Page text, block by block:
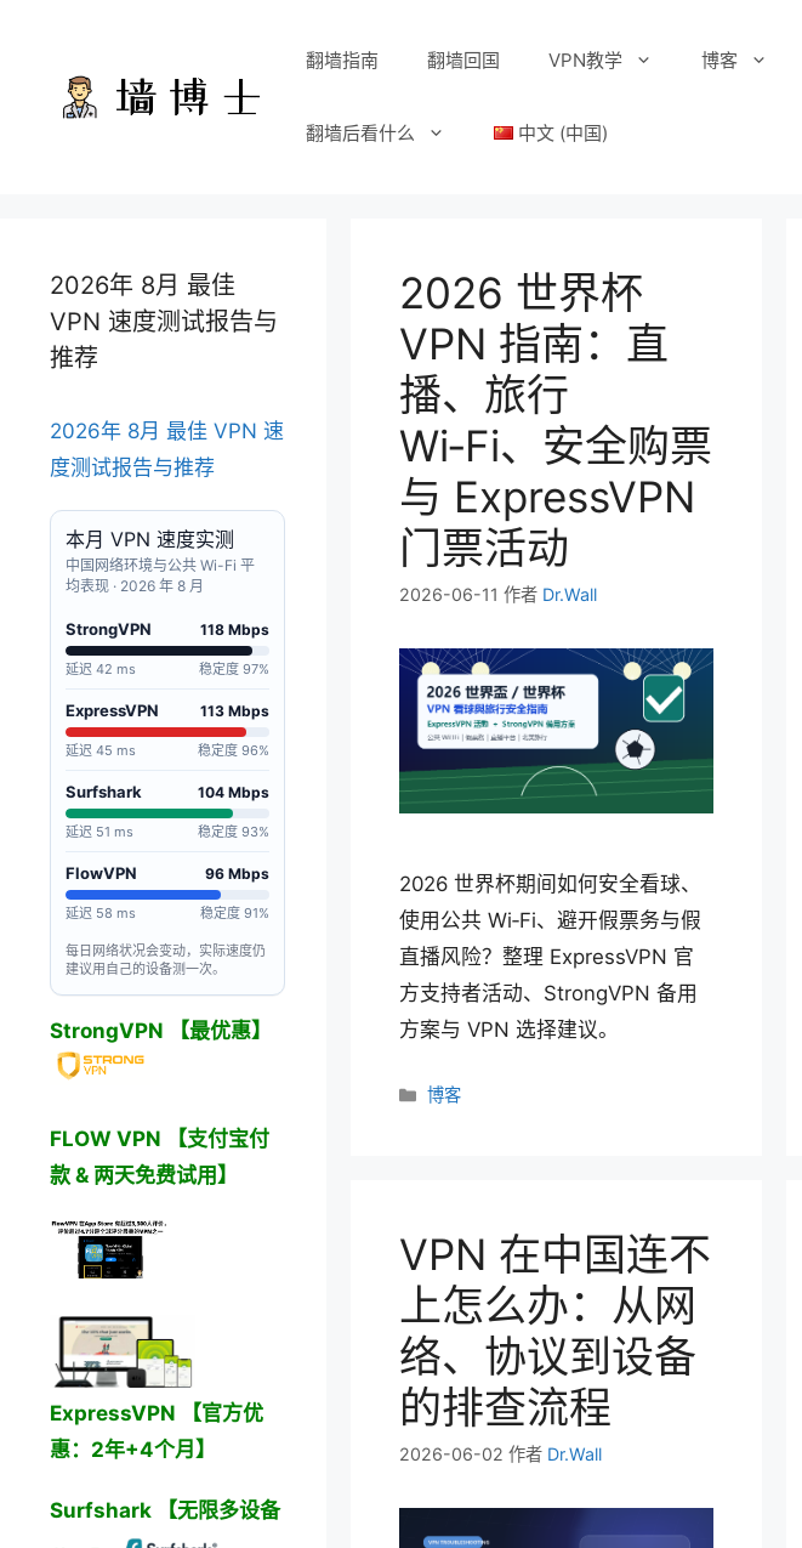
翻墙指南 翻墙回国 VPN教学 博客
翻墙后看什么 中文 (中国)
2026 世界杯
VPN 指南：直
播、旅行
Wi‑Fi、安全购票
与 ExpressVPN
门票活动
2026-06-11 作者 Dr.Wall
2026 世界杯期间如何安全看球、
使用公共 Wi‑Fi、避开假票务与假
直播风险？整理 ExpressVPN 官
方支持者活动、StrongVPN 备用
方案与 VPN 选择建议。
分
博客
VPN 在中国连不
上怎么办：从网
络、协议到设备
的排查流程
2026-06-02 作者 Dr.Wall
2026年 8月 最佳
VPN 速度测试报告与
推荐
2026年 8月 最佳 VPN 速
度测试报告与推荐
本月 VPN 速度实测
中国网络环境与公共 Wi-Fi 平
均表现 · 2026 年 8 月
StrongVPN 118 Mbps
延迟 42 ms 稳定度 97%
ExpressVPN 113 Mbps
延迟 45 ms 稳定度 96%
Surfshark 104 Mbps
延迟 51 ms 稳定度 93%
FlowVPN 96 Mbps
延迟 58 ms 稳定度 91%
每日网络状况会变动，实际速度仍
建议用自己的设备测一次。
StrongVPN 【最优惠】
FLOW VPN 【支付宝付
款 & 两天免费试用】
ExpressVPN 【官方优
惠：2年+4个月】
Surfshark 【无限多设备